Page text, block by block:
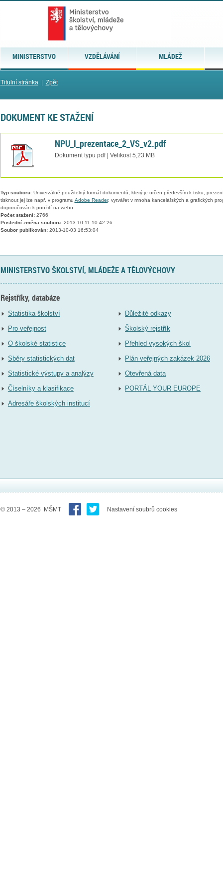
MINISTERSTVO VZDĚLÁVÁNÍ MLÁDEŽ
Titulní stránka| Zpět
DOKUMENT KE STAŽENÍ
NPU_I_prezentace_2_VS_v2.pdf
Dokument typu pdf | Velikost 5,23 MB
Typ souboru:Univerzálně použitelný formát dokumentů, který je určen především k tisku,
tisknout jej lze např. v programu Adobe Reader, vytvářet v mnoha kancelářských a grafických
doporučován k použití na webu.
Počet stažení:2766
Poslední změna souboru:2013-10-11 10:42:26
Soubor publikován:2013-10-03 16:53:04
MINISTERSTVO ŠKOLSTVÍ, MLÁDEŽE A TĚLOVÝCHOVY
Rejstříky, databáze
Statistika školství
Pro veřejnost
O školské statistice
Sběry statistických dat
Statistické výstupy a analýzy
Číselníky a klasifikace
Adresáře školských institucí
Důležité odkazy
Školský rejstřík
Přehled vysokých škol
Plán veřejných zakázek 2026
Otevřená data
PORTÁL YOUR EUROPE
© 2013 – 2026 MŠMT Nastavení soubrů cookies